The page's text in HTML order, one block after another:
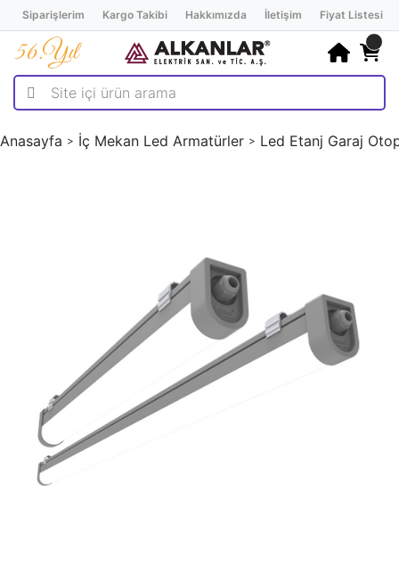
Siparişlerim Kargo Takibi Hakkımızda İletişim Fiyat Listesi
Anasayfa İç Mekan Led Armatürler Led Etanj Garaj